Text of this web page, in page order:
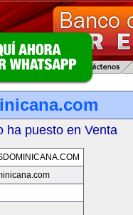
ha puesto en Venta